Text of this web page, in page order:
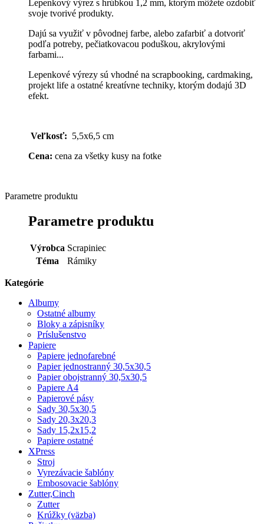
Lepenkový výrez s hrúbkou 1,2 mm, ktorým môžete ozdobiť
svoje tvorivé produkty.
Dajú sa využiť v pôvodnej farbe, alebo zafarbiť a dotvoriť
podľa potreby, pečiatkovacou poduškou, akrylovými
farbami...
Lepenkové výrezy sú vhodné na scrapbooking, cardmaking,
projekt life a ostatné kreatívne techniky, ktorým dodajú 3D
efekt.
Veľkosť: 5,5x6,5 cm
Cena: cena za všetky kusy na fotke
Parametre produktu
Parametre produktu
Výrobca Scrapiniec
Téma
Rámiky
Kategórie
Albumy
Ostatné albumy
Bloky a zápisníky
Príslušenstvo
Papiere
Papiere jednofarebné
Papier jednostranný 30,5x30,5
Papier obojstranný 30,5x30,5
Papiere A4
Papierové pásy
Sady 30,5x30,5
Sady 20,3x20,3
Sady 15,2x15,2
Papiere ostatné
XPress
Stroj
Vyrezávacie šablóny
Embosovacie šablóny
Zutter,Cinch
Zutter
Krúžky (väzba)